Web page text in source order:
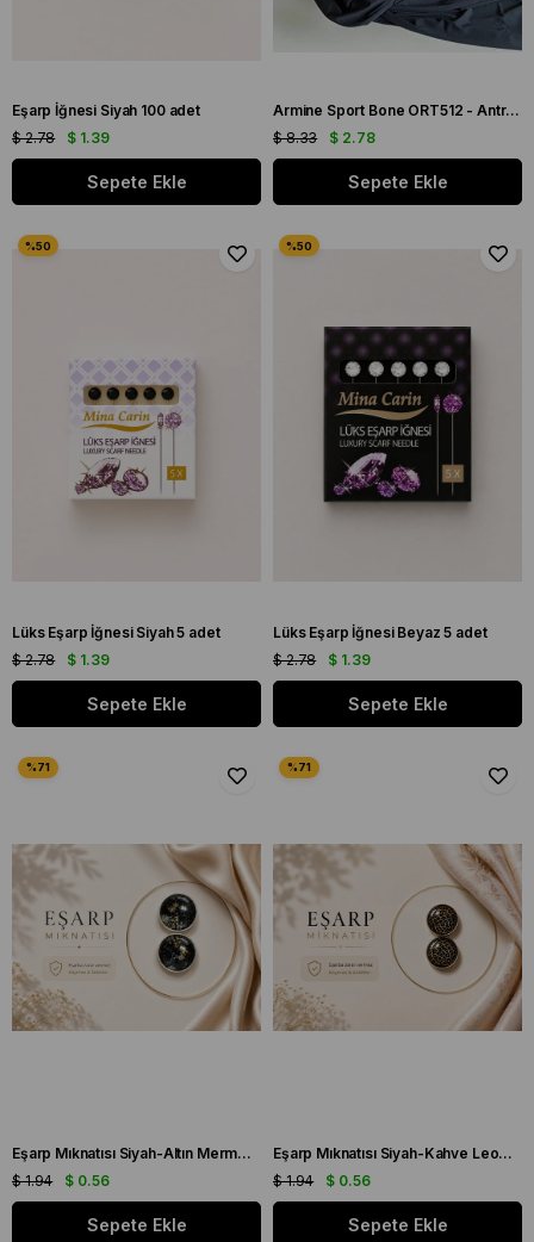
Eşarp İğnesi Siyah 100 adet
$ 1.39
$ 2.78
Sepete Ekle
Armine Sport Bone ORT512 - Antrasit
$ 2.78
$ 8.33
Sepete Ekle
Lüks Eşarp İğnesi Siyah 5 adet
$ 1.39
$ 2.78
Sepete Ekle
Lüks Eşarp İğnesi Beyaz 5 adet
$ 1.39
$ 2.78
Sepete Ekle
Eşarp Mıknatısı Siyah-Altın Mermer Desen
$ 0.56
$ 1.94
Sepete Ekle
Eşarp Mıknatısı Siyah-Kahve Leopar Desen
$ 0.56
$ 1.94
Sepete Ekle